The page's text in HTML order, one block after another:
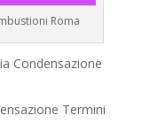
Roma
Condensazione
Termini